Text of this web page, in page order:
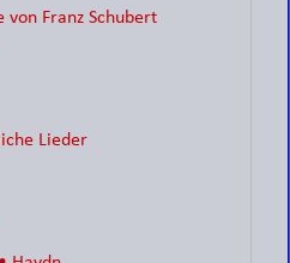
von Franz Schubert
Lieder